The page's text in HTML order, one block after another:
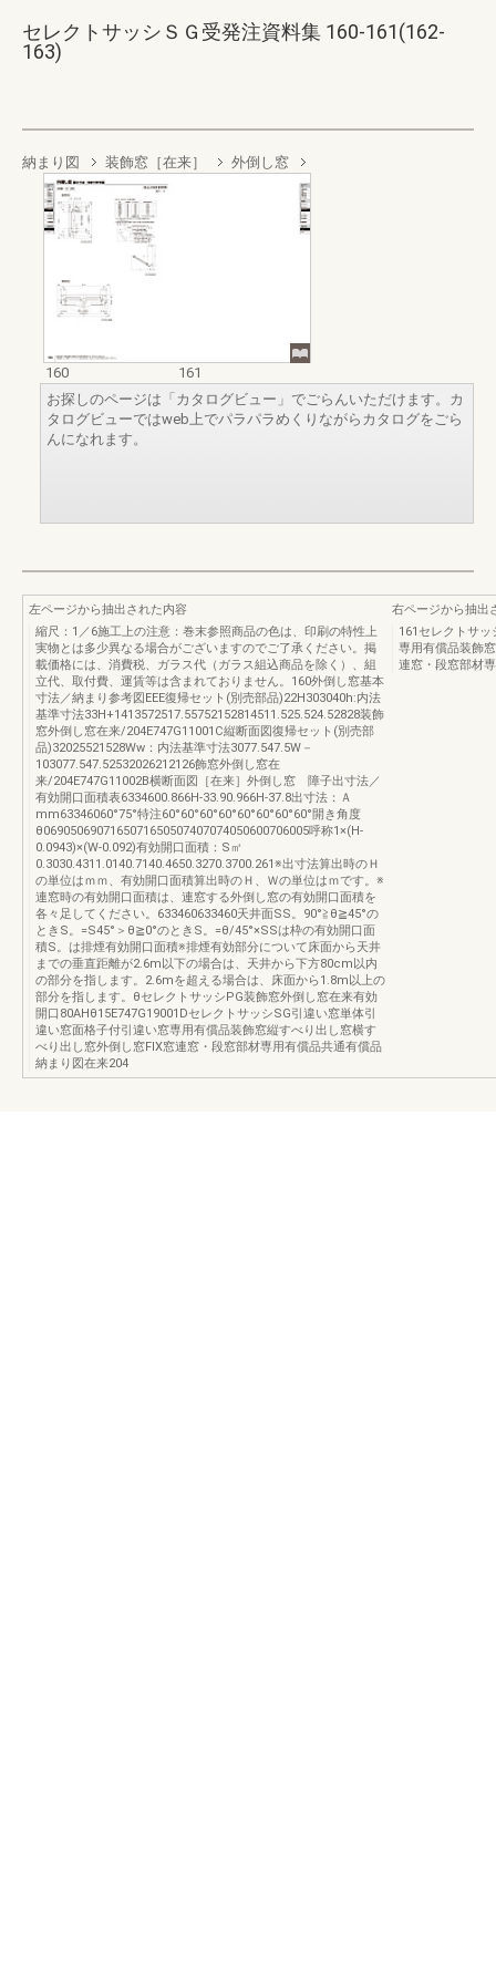
セレクトサッシＳＧ受発注資料集 160-161(162-
163)
納まり図 装飾窓［在来］ 外倒し窓
160
161
お探しのページは「カタログビュー」でごらんいただけます。カ
タログビューではweb上でパラパラめくりながらカタログをごら
んになれます。
左ページから抽出された内容
縮尺：1／6施工上の注意：巻末参照商品の色は、印刷の特性上
実物とは多少異なる場合がございますのでご了承ください。掲
載価格には、消費税、ガラス代（ガラス組込商品を除く）、組
立代、取付費、運賃等は含まれておりません。160外倒し窓基本
寸法／納まり参考図EEE復帰セット(別売部品)22H303040h:内法
基準寸法33H+1413572517.55752152814511.525.524.52828装飾
窓外倒し窓在来/204E747G11001C縦断面図復帰セット(別売部
品)32025521528Ww：内法基準寸法3077.547.5W－
103077.547.52532026212126飾窓外倒し窓在
来/204E747G11002B横断面図［在来］外倒し窓 障子出寸法／
有効開口面積表6334600.866H-33.90.966H-37.8出寸法：Ａ
mm63346060°75°特注60°60°60°60°60°60°60°60°開き角度
θ0690506907165071650507407074050600706005呼称1×(H-
0.0943)×(W-0.092)有効開口面積：S㎡
0.3030.4311.0140.7140.4650.3270.3700.261※出寸法算出時のＨ
の単位はｍｍ、有効開口面積算出時のＨ、Ｗの単位はｍです。※
連窓時の有効開口面積は、連窓する外倒し窓の有効開口面積を
各々足してください。633460633460天井面SS。90°≧θ≧45°の
ときS。=S45°＞θ≧0°のときS。=θ/45°×SSは枠の有効開口面
積S。は排煙有効開口面積※排煙有効部分について床面から天井
までの垂直距離が2.6m以下の場合は、天井から下方80cm以内
の部分を指します。2.6mを超える場合は、床面から1.8m以上の
部分を指します。θセレクトサッシPG装飾窓外倒し窓在来有効
開口80AHθ15E747G19001DセレクトサッシSG引違い窓単体引
違い窓面格子付引違い窓専用有償品装飾窓縦すべり出し窓横す
べり出し窓外倒し窓FIX窓連窓・段窓部材専用有償品共通有償品
納まり図在来204
右ページから抽出
161セレクトサ
専用有償品装飾
連窓・段窓部材